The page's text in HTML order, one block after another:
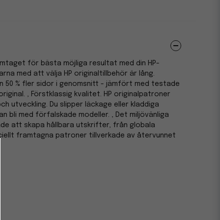
för bästa möjliga resultat med din HP-
med att välja HP originaltillbehör är lång.
50 % fler sidor i genomsnitt - jämfört med testade
, Förstklassig kvalitet. HP originalpatroner
utveckling. Du slipper läckage eller kladdiga
bli med förfalskade modeller. , Det miljövänliga
att skapa hållbara utskrifter, från globala
framtagna patroner tillverkade av återvunnet